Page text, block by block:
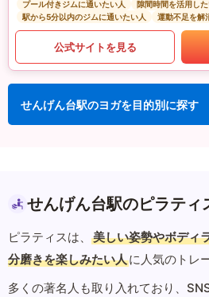
プール付きジムに通いたい人
隙間時間を活用し
駅から5分以内のジムに通いたい人
運動不足を解
公式サイトを見る
せんげん台駅のヨガを目的別に探す
せんげん台駅のピラティ
ピラティスは、 美しい姿勢やボディ
分磨きを楽しみたい人に人気のトレ
多くの著名人も取り入れており、